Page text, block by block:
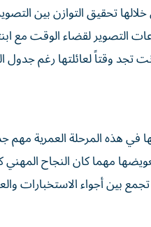
تحقيق التوازن بين
التصوير لقضاء الوقت مع
وقتاً لعائلتها رغم جدول
هذه المرحلة العمرية مهم
بين أجواء الاستخبارات